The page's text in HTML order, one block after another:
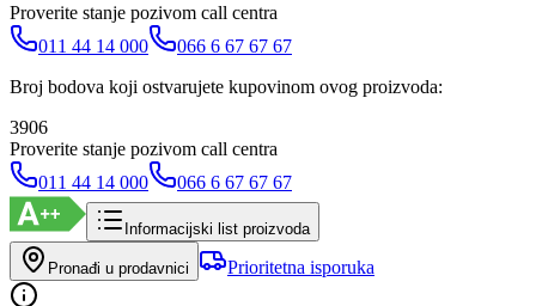
Proverite stanje pozivom call centra
011 44 14 000
066 6 67 67 67
Broj bodova koji ostvarujete kupovinom ovog proizvoda:
3906
Proverite stanje pozivom call centra
011 44 14 000
066 6 67 67 67
Informacijski list proizvoda
Pronađi u prodavnici Prioritetna isporuka